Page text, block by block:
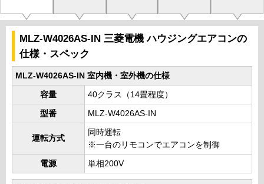
MLZ-W4026AS-IN 三菱電機 ハウジングエアコンの
仕様・スペック
MLZ-W4026AS-IN 室内機・室外機の仕様
容量 40クラス（14畳程度）
型番 MLZ-W4026AS-IN
運転方式
同時運転
※一台のリモコンでエアコンを制御
電源 単相200V